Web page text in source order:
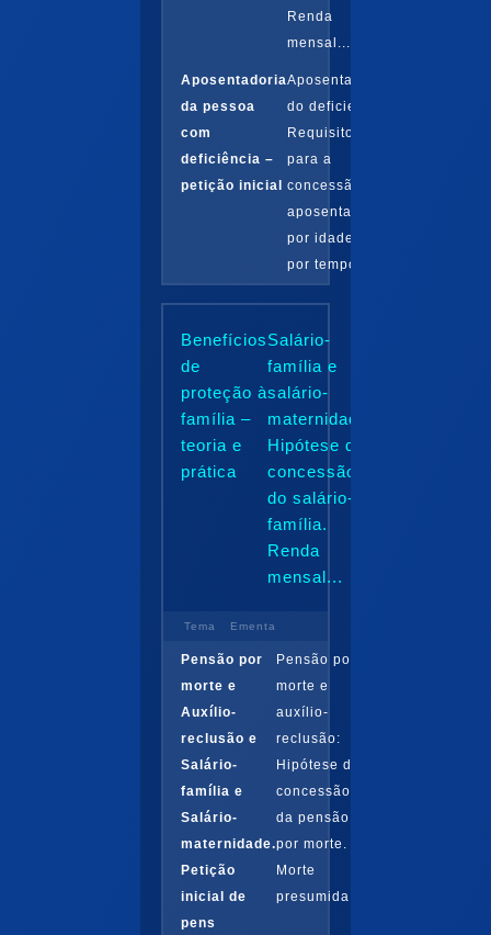
Renda
mensal...
Aposentadoria
da pessoa
com
deficiência –
petição inicial
Aposentadoria
do deficiente:
Requisitos
para a
concessão da
aposentadoria
por idade e
por tempo...
Benefícios
de
proteção à
família –
teoria e
prática
Salário-
família e
salário-
maternidade:
Hipótese de
concessão
do salário-
família.
Renda
mensal...
Tema Ementa
Pensão por
morte e
Auxílio-
reclusão e
Salário-
família e
Salário-
maternidade.
Petição
inicial de
pens
Pensão por
morte e
auxílio-
reclusão:
Hipótese de
concessão
da pensão
por morte.
Morte
presumida...